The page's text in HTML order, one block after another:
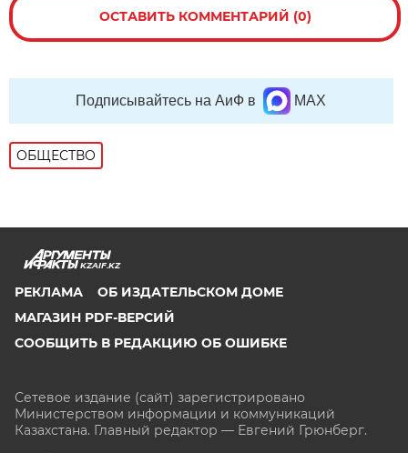
ОСТАВИТЬ КОММЕНТАРИЙ (0)
Подписывайтесь на АиФ в MAX
ОБЩЕСТВО
KZAIF.KZ
РЕКЛАМА
ОБ ИЗДАТЕЛЬСКОМ ДОМЕ
МАГАЗИН PDF-ВЕРСИЙ
СООБЩИТЬ В РЕДАКЦИЮ ОБ ОШИБКЕ
Сетевое издание (сайт) зарегистрировано
Министерством информации и коммуникаций
Казахстана. Главный редактор — Евгений Грюнберг.